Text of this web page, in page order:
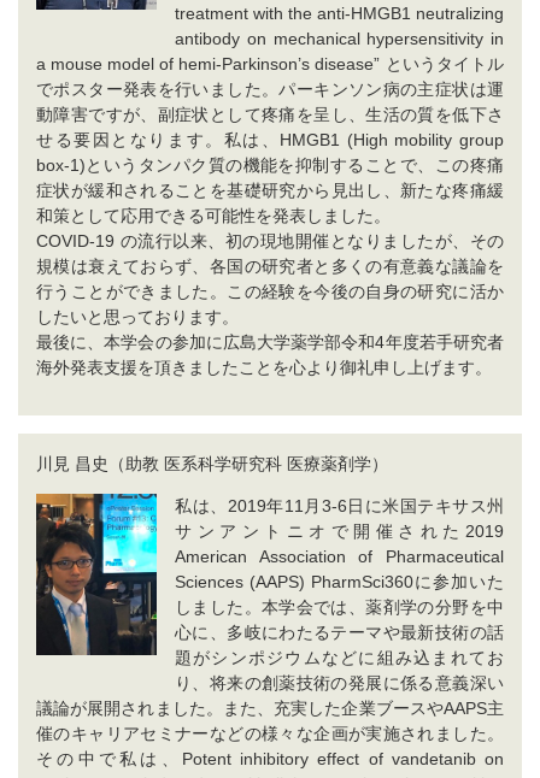
treatment with the anti-HMGB1 neutralizing
antibody on mechanical hypersensitivity in
a mouse model of hemi-Parkinson’s disease” というタイトル
でポスター発表を行いました。パーキンソン病の主症状は運
動障害ですが、副症状として疼痛を呈し、生活の質を低下さ
せる要因となります。私は、HMGB1 (High mobility group
box-1)というタンパク質の機能を抑制することで、この疼痛
症状が緩和されることを基礎研究から見出し、新たな疼痛緩
和策として応用できる可能性を発表しました。
COVID-19 の流行以来、初の現地開催となりましたが、その
規模は衰えておらず、各国の研究者と多くの有意義な議論を
行うことができました。この経験を今後の自身の研究に活か
したいと思っております。
最後に、本学会の参加に広島大学薬学部令和4年度若手研究者
海外発表支援を頂きましたことを心より御礼申し上げます。
川見 昌史（助教 医系科学研究科 医療薬剤学）
私は、2019年11月3-6日に米国テキサス州
サンアントニオで開催された2019
American Association of Pharmaceutical
Sciences (AAPS) PharmSci360に参加いた
しました。本学会では、薬剤学の分野を中
心に、多岐にわたるテーマや最新技術の話
題がシンポジウムなどに組み込まれてお
り、将来の創薬技術の発展に係る意義深い
議論が展開されました。また、充実した企業ブースやAAPS主
催のキャリアセミナーなどの様々な企画が実施されました。
その中で私は、Potent inhibitory effect of vandetanib on